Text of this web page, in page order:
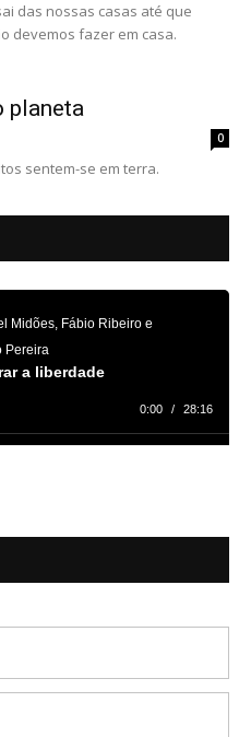
das nossas casas até que
devemos fazer em casa.
planeta
0
sentem-se em terra.
Midões, Fábio Ribeiro e
Pereira
a liberdade
0:00 / 28:16